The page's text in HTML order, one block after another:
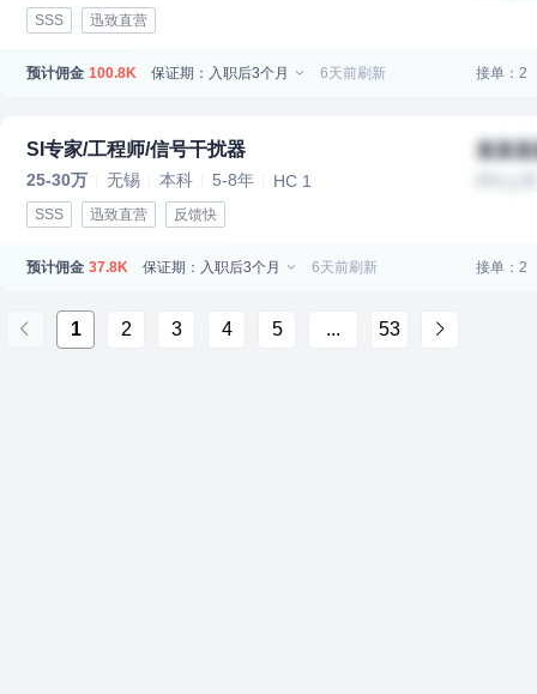
SSS 迅致直营
预计佣金 100.8K 保证期：入职后3个月 6天前刷新 接单：2
SI专家/工程师/信号干扰器
25-30万 无锡 本科 5-8年 HC 1
SSS 迅致直营 反馈快
某某
预计佣金 37.8K 保证期：入职后3个月 6天前刷新 接单：2
1 2 3 4 5 ... 53